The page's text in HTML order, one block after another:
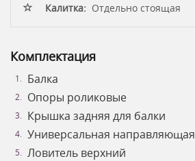
Калитка: Отдельно стоящая
Комплектация
Балка
Опоры роликовые
Крышка задняя для балки
Универсальная направляющая
Ловитель верхний